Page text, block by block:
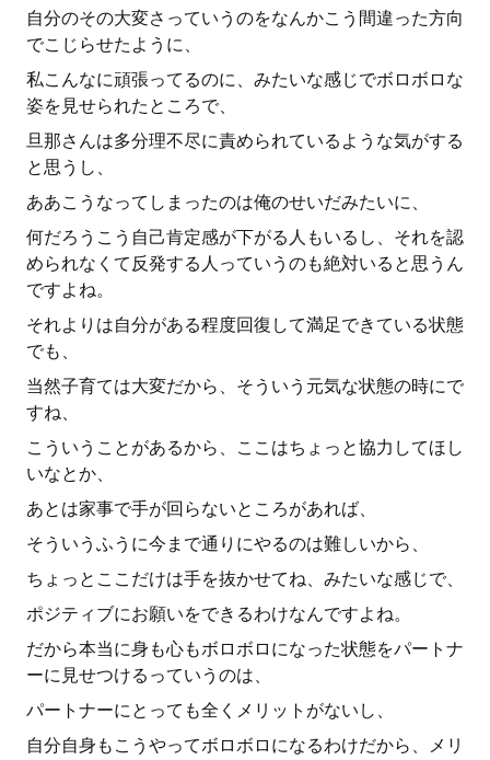
自分のその大変さっていうのをなんかこう間違った方向
でこじらせたように、
私こんなに頑張ってるのに、みたいな感じでボロボロな
姿を見せられたところで、
旦那さんは多分理不尽に責められているような気がする
と思うし、
ああこうなってしまったのは俺のせいだみたいに、
何だろうこう自己肯定感が下がる人もいるし、それを認
められなくて反発する人っていうのも絶対いると思うん
ですよね。
それよりは自分がある程度回復して満足できている状態
でも、
当然子育ては大変だから、そういう元気な状態の時にで
すね、
こういうことがあるから、ここはちょっと協力してほし
いなとか、
あとは家事で手が回らないところがあれば、
そういうふうに今まで通りにやるのは難しいから、
ちょっとここだけは手を抜かせてね、みたいな感じで、
ポジティブにお願いをできるわけなんですよね。
だから本当に身も心もボロボロになった状態をパートナ
ーに見せつけるっていうのは、
パートナーにとっても全くメリットがないし、
自分自身もこうやってボロボロになるわけだから、メリ